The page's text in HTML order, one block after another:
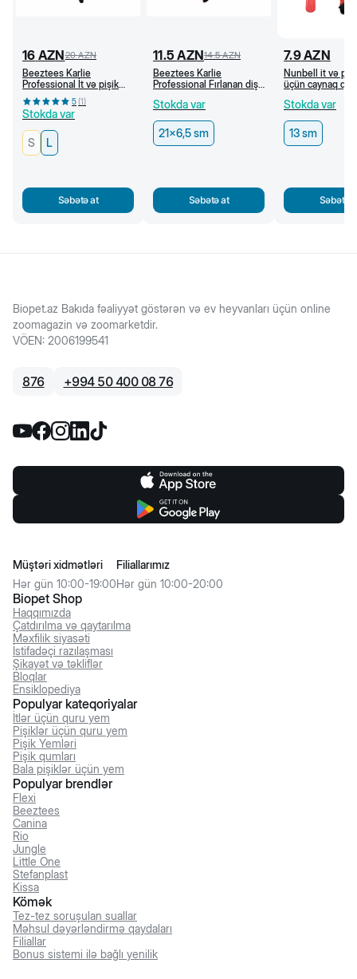
16 AZN20 AZN
Beeztees Karlie
Professional İt və pişik
üçün caynaq qayçısı (L)
5(1)
Stokda var
S L
Səbətə at
11.5 AZN14.5 AZN
Beeztees Karlie
Professional Fırlanan dişli
Stokda var
21x6,5 sm
Səbətə at
7.9AZN
Nunbell it və
üçün caynaq
Stokda var
13 sm
Səbətə
Biopet.az Bakıda fəaliyyət göstərən və ev heyvanları üçün online
zoomagazin və zoomarketdir.
VÖEN: 2006199541
876 +994 50 400 08 76
Biopet Shop
Haqqımızda
Çatdırılma və qaytarılma
Məxfilik siyasəti
İstifadəçi razılaşması
Şikayət və təkliflər
Bloqlar
Ensiklopediya
Müştəri xidmətləri
Hər gün 10:00-19:00
Filiallarımız
Hər gün 10:00-20:00
Populyar kateqoriyalar
İtlər üçün quru yem
Pişiklər üçün quru yem
Pişik Yemləri
Pişik qumları
Bala pişiklər üçün yem
Populyar brendlər
Flexi
Beeztees
Canina
Rio
Jungle
Little One
Stefanplast
Kissa
Kömək
Tez-tez soruşulan suallar
Məhsul dəyərləndirmə qaydaları
Filiallar
Bonus sistemi ilə bağlı yenilik